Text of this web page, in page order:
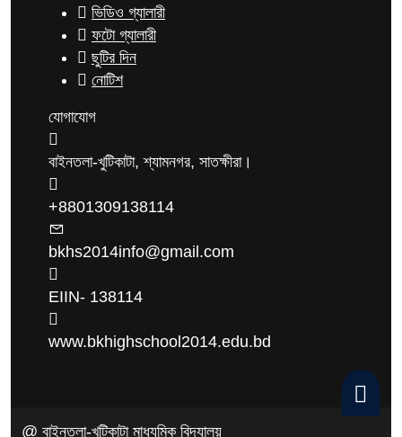
ভিডিও গ্যালারী
ফটো গ্যালারী
ছুটির দিন
নোটিশ
যোগাযোগ
বাইনতলা-খুটিকাটা, শ্যামনগর, সাতক্ষীরা।
+8801309138114
bkhs2014info@gmail.com
EIIN- 138114
www.bkhighschool2014.edu.bd
@ বাইনতলা-খুটিকাটা মাধ্যমিক বিদ্যালয়